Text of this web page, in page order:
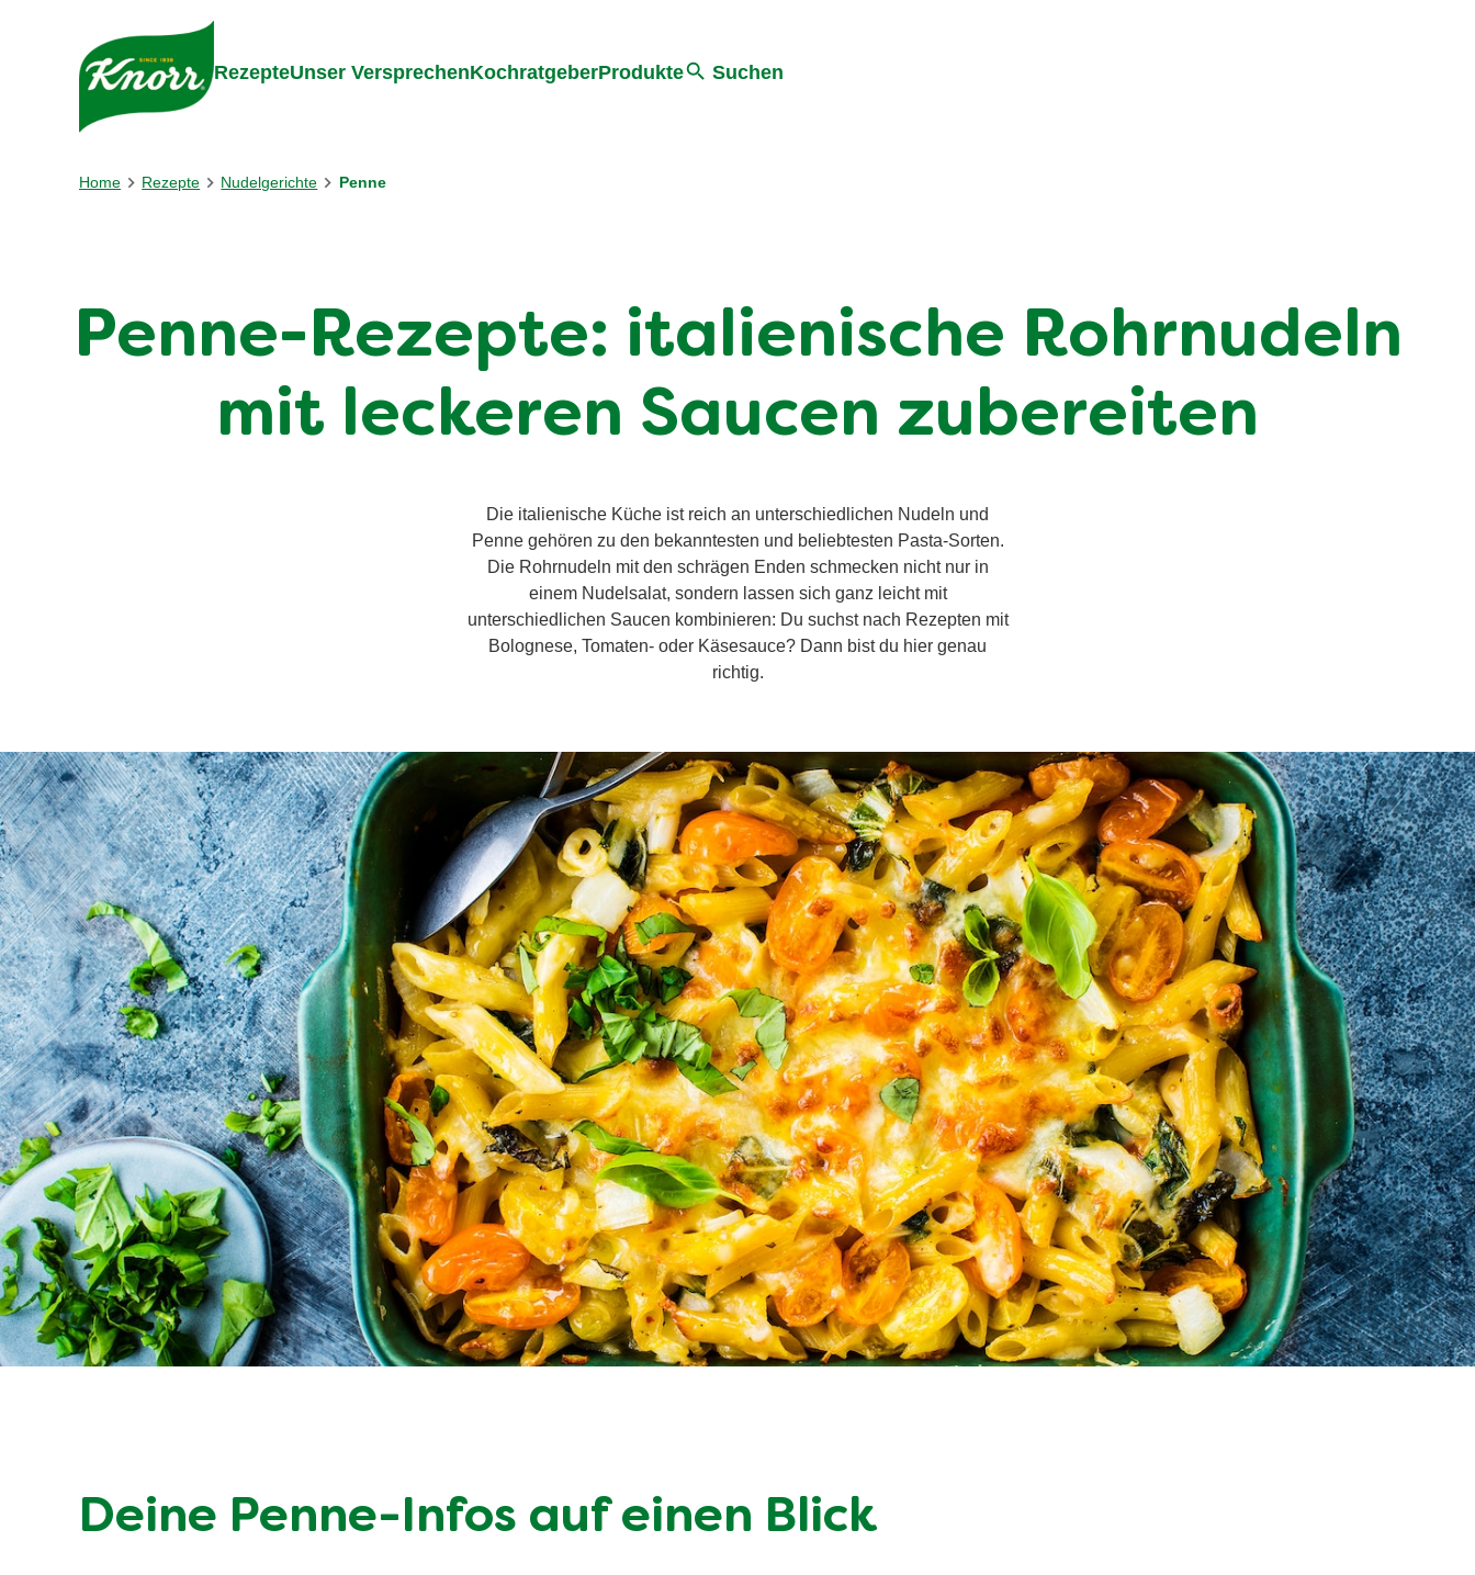
Gehe zu:
RezepteUnser VersprechenKochratgeberProdukte Suchen
Home Rezepte Nudelgerichte Penne
Penne-Rezepte: italienische Rohrnudeln
mit leckeren Saucen zubereiten
Die italienische Küche ist reich an unterschiedlichen Nudeln und
Penne gehören zu den bekanntesten und beliebtesten Pasta-Sorten.
Die Rohrnudeln mit den schrägen Enden schmecken nicht nur in
einem Nudelsalat, sondern lassen sich ganz leicht mit
unterschiedlichen Saucen kombinieren: Du suchst nach Rezepten mit
Bolognese, Tomaten- oder Käsesauce? Dann bist du hier genau
richtig.
Deine Penne-Infos auf einen Blick